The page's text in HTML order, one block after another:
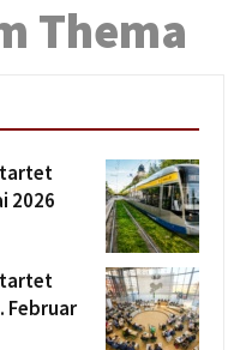
Thema
2026
Februar